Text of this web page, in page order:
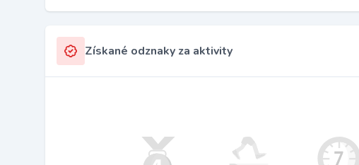
Získané odznaky za aktivity